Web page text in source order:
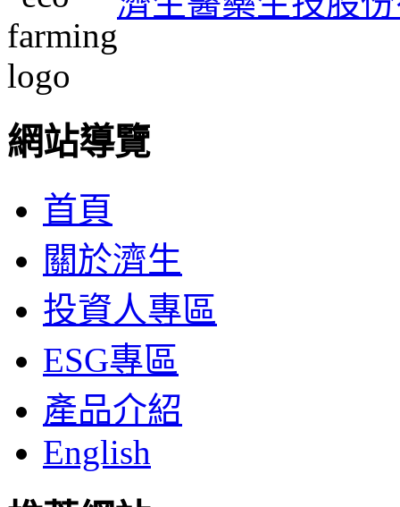
網站導覽
首頁
關於濟生
投資人專區
ESG專區
產品介紹
English